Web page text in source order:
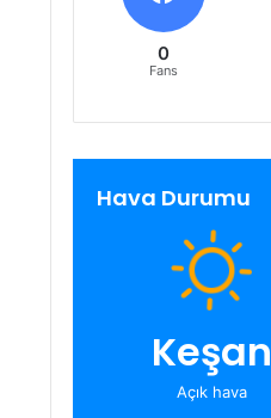
0
Fans
Hava Durumu
Keşan
Açık hava